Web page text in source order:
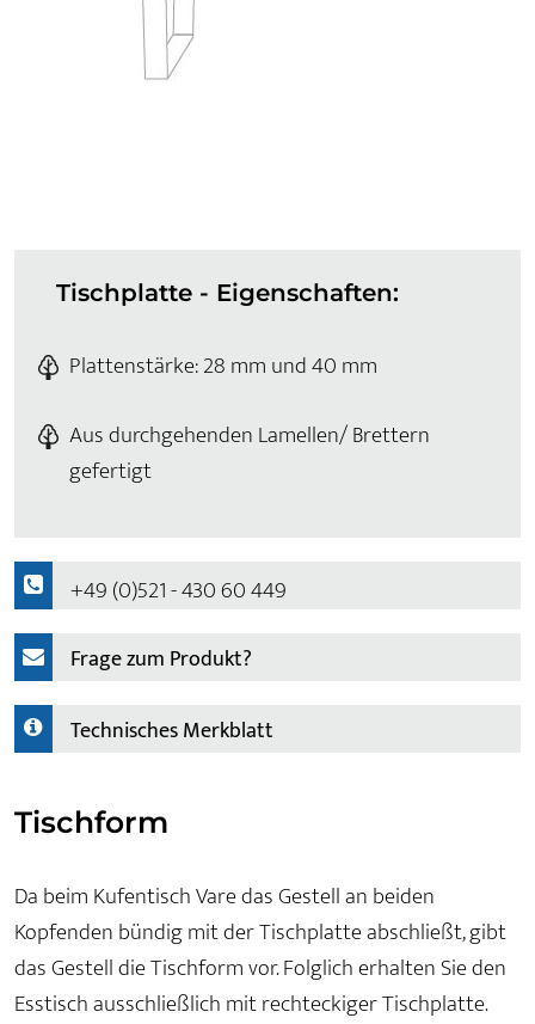
Tischplatte - Eigenschaften:
Plattenstärke: 28 mm und 40 mm
Aus durchgehenden Lamellen/ Brettern
gefertigt
+49 (0)521 - 430 60 449
Frage zum Produkt?
Technisches Merkblatt
Tischform
Da beim Kufentisch Vare das Gestell an beiden
Kopfenden bündig mit der Tischplatte abschließt, gibt
das Gestell die Tischform vor. Folglich erhalten Sie den
Esstisch ausschließlich mit rechteckiger Tischplatte.